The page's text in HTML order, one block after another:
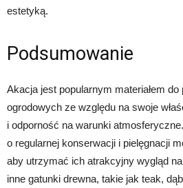
estetyką.
Podsumowanie
Akacja jest popularnym materiałem
ogrodowych ze względu na swoje
i odporność na warunki
o regularnej konserwacji i pielęgnacji
aby utrzymać ich atrakcyjny wygląd na
inne gatunki drewna, takie jak teak,